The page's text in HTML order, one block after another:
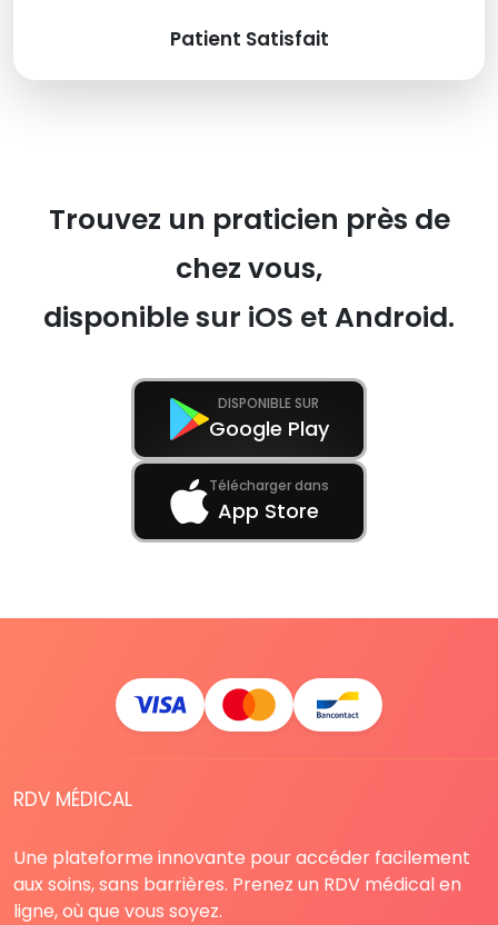
Patient Satisfait
Trouvez un praticien près de
chez vous,
disponible sur iOS et Android.
DISPONIBLE SUR
Google Play
Télécharger dans
App Store
RDV MÉDICAL
Une plateforme innovante pour accéder facilement
aux soins, sans barrières. Prenez un RDV médical en
ligne, où que vous soyez.